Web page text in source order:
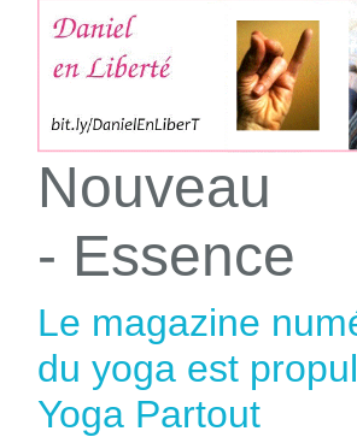
Nouveau
- Essence
Le magazine
du yoga est
Yoga Partout